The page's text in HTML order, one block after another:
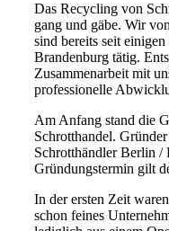
Das Recycling von
gang und gäbe. Wir
sind bereits seit
Brandenburg tätig.
Zusammenarbeit mit
professionelle
Am Anfang stand die
Schrotthandel.
Schrotthändler Berlin /
Gründungstermin gilt
In der ersten Zeit
schon feines